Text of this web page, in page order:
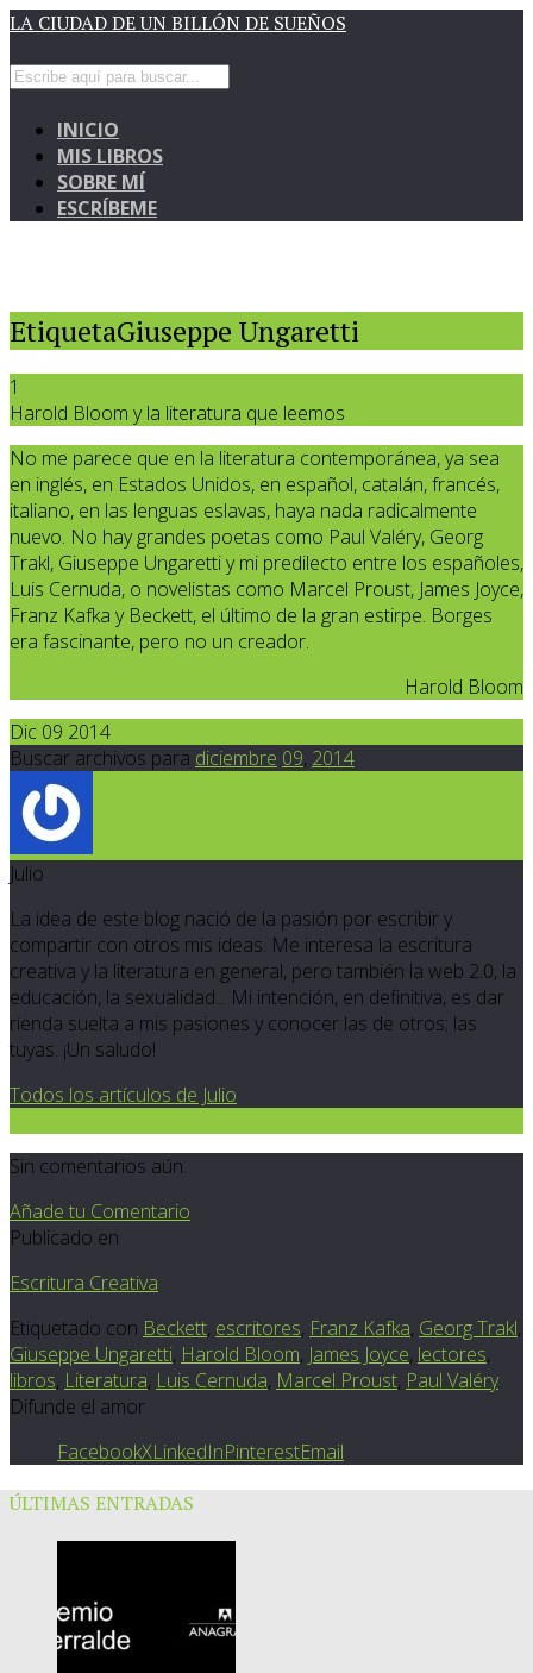
LA CIUDAD DE UN BILLÓN DE SUEÑOS
INICIO
MIS LIBROS
SOBRE MÍ
ESCRÍBEME
EtiquetaGiuseppe Ungaretti
1
Harold Bloom y la literatura que leemos
No me parece que en la literatura contemporánea, ya sea
en inglés, en Estados Unidos, en español, catalán, francés,
italiano, en las lenguas eslavas, haya nada radicalmente
nuevo. No hay grandes poetas como Paul Valéry, Georg
Trakl, Giuseppe Ungaretti y mi predilecto entre los españoles,
Luis Cernuda, o novelistas como Marcel Proust, James Joyce,
Franz Kafka y Beckett, el último de la gran estirpe. Borges
era fascinante, pero no un creador.
Harold Bloom
Dic 09 2014
Buscar archivos para diciembre 09, 2014
Julio
La idea de este blog nació de la pasión por escribir y
compartir con otros mis ideas. Me interesa la escritura
creativa y la literatura en general, pero también la web 2.0, la
educación, la sexualidad... Mi intención, en definitiva, es dar
rienda suelta a mis pasiones y conocer las de otros; las
tuyas. ¡Un saludo!
Todos los artículos de Julio
Sin comentarios aún.
Añade tu Comentario
Publicado en
Escritura Creativa
Etiquetado con Beckett, escritores, Franz Kafka, Georg Trakl,
Giuseppe Ungaretti, Harold Bloom, James Joyce, lectores,
libros, Literatura, Luis Cernuda, Marcel Proust, Paul Valéry
Difunde el amor
FacebookXLinkedInPinterestEmail
ÚLTIMAS ENTRADAS